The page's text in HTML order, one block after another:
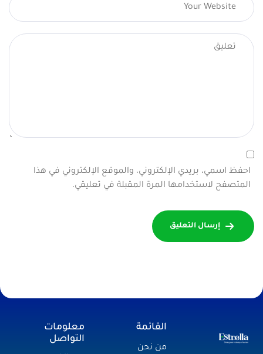
احفظ اسمي، بريدي الإلكتروني، والموقع الإلكتروني في هذا
المتصفح لاستخدامها المرة المقبلة في تعليقي.
إرسال التعليق
القائمة
من نحن
معلومات
التواصل